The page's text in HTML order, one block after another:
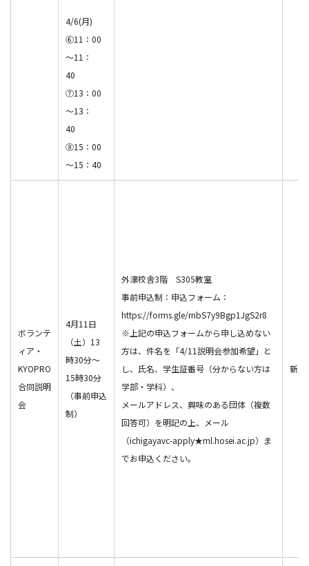
4/6(月)
⑥11：00
～11：
40
⑦13：00
～13：
40
⑧15：00
～15：40
ボランテ
ィア・
KYOPRO
合同説明
会
4月11日
（土）13
時30分～
15時30分
（事前申込
制）
外濠校舎3階 S305教室
事前申込制：申込フォーム：
https://forms.gle/rnbS7y9Bgp1JgS2r8
※上記の申込フォームから申し込めない
方は、件名を「4/11説明会参加希望」と
し、氏名、学生証番号（分からない方は
学部・学科）、
メールアドレス、興味のある団体（複数
回答可）を明記の上、メール
（ichigayavc-apply★ml.hosei.ac.jp）ま
でお申込ください。
新入